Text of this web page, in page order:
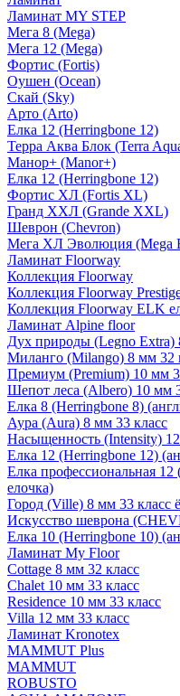
Ламинат MY STEP
Мега 8 (Mega)
Мега 12 (Mega)
Фортис (Fortis)
Оушен (Ocean)
Скай (Sky)
Арто (Arto)
Елка 12 (Herringbone 12)
Терра Аква Блок (Terra
Манор+ (Manor+)
Елка 12 (Herringbone 12)
Фортис ХЛ (Fortis XL)
Гранд ХХЛ (Grande XXL)
Шеврон (Chevron)
Мега ХЛ Эволюция (Mega
Ламинат Floorway
Коллекция Floorway
Коллекция Floorway
Коллекция Floorway ELK
Ламинат Alpine floor
Дух природы (Legno Extra)
Миланго (Milango) 8 мм 32
Премиум (Premium) 10 мм
Шепот леса (Albero) 10 мм
Елка 8 (Herringbone 8)
Аура (Aura) 8 мм 33 класс
Насыщенность (Intensity)
Елка 12 (Herringbone 12)
Елка профессиональная 12
елочка)
Город (Ville) 8 мм 33 класс
Искусство шеврона
Елка 10 (Herringbone 10)
Ламинат My Floor
Cottage 8 мм 32 класс
Chalet 10 мм 33 класс
Residence 10 мм 33 класс
Villa 12 мм 33 класс
Ламинат Kronotex
MAMMUT Plus
MAMMUT
ROBUSTO